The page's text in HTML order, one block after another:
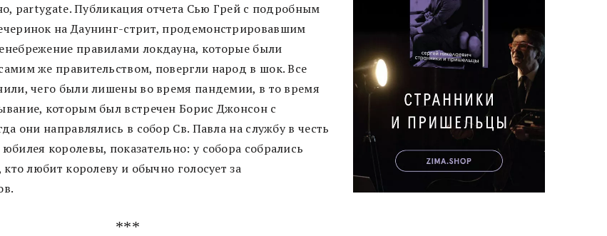
partygate. Публикация отчета Сью Грей с подробным
на Даунинг-стрит, продемонстрировавшим
правилами локдауна, которые были
же правительством, повергли народ в шок. Все
чего были лишены во время пандемии, в то время
которым был встречен Борис Джонсон с
они направлялись в собор Св. Павла на службу в честь
королевы, показательно: у собора собрались
кто любит королеву и обычно голосует за
***